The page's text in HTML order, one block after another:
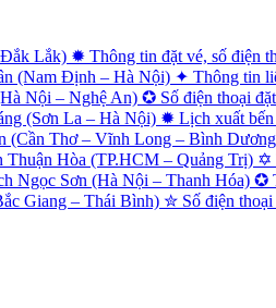
Lắk) ✹ Thông tin đặt vé, số điện
(Nam Định – Hà Nội) ✦ Thông tin
Nội – Nghệ An) ✪ Số điện thoại
(Sơn La – Hà Nội) ✹ Lịch xuất
(Cần Thơ – Vĩnh Long – Bình
Thuận Hòa (TP.HCM – Quảng Trị)
Ngọc Sơn (Hà Nội – Thanh Hóa) ✪
Giang – Thái Bình) ✮ Số điện